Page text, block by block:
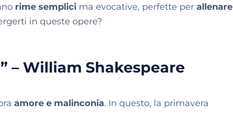
rime semplici ma evocative, perfette per allenare
in queste opere?
– William Shakespeare
amore e malinconia. In questo, la primavera